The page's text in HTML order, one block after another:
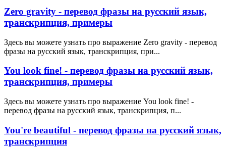
Zero gravity - перевод фразы на русский язык,
транскрипция, примеры
Здесь вы можете узнать про выражение Zero gravity - перевод
фразы на русский язык, транскрипция, при...
You look fine! - перевод фразы на русский язык,
транскрипция, примеры
Здесь вы можете узнать про выражение You look fine! -
перевод фразы на русский язык, транскрипция, п...
You're beautiful - перевод фразы на русский язык,
транскрипция